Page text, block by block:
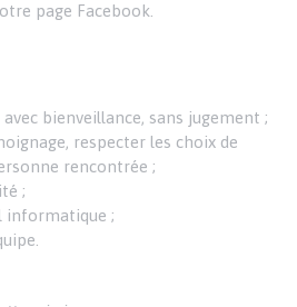
page Facebook.
bienveillance, sans jugement ;
respecter les choix de
rencontrée ;
;
informatique ;